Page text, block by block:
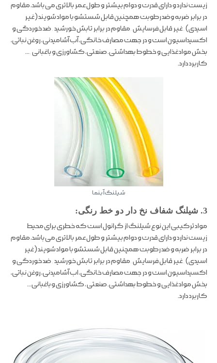
زیست ندارد و دارای قدرت و دوام بیشتر و طول عمر بالاتری می باشد، مقاوم
در برابر ضربه وضد رطوبت همچنین قابل شستشو با مواد شویند (غیر
اسیدی) , غیر قابل فرسایش ,مقاوم در برابر تابش خورشید , ضد خوردگی و
اکسیداسیون است و در جهت مصارف خانگی، آب آشامیدنی، روغن نباتی،
بخش مواد غذایی و خطوط بهداشتی. صنعتی، کشاورزی و باغبانی ,…
کاربرد دارد.
شیلنگ آبنما
3. شیلنگ شفاف نخ دار دو خط رنگی:
مواد ترکیبی این نوع شیلنگ از گرانول است که خطری برای محیط
زیست ندارد و دارای قدرت و دوام بیشتر و طول عمر بالاتری می باشد، مقاوم
در برابر ضربه و ضد رطوبت همچنین قابل شستشو با مواد شویند (غیر
اسیدی) , غیر قابل فرسایش ,مقاوم در برابر تابش خورشید , ضد خوردگی و
اکسیداسیون است و در جهت مصارف خانگی، اب آشامیدنی، روغن نباتی،
بخش مواد غذایی و خطوط بهداشتی. صنعتی ، کشاورزی و باغبانی…
کاربرد دارد.